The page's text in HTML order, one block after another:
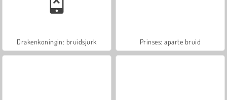
Drakenkoningin: bruidsjurk Prinses: aparte bruid